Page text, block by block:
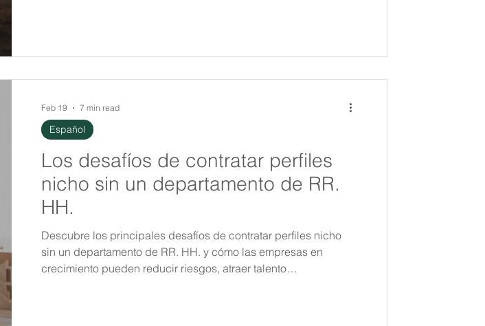
Los desafíos de contratar perfiles
nicho sin un departamento de RR.
HH.
Descubre los principales desafíos de contratar perfiles nicho
sin un departamento de RR. HH. y cómo las empresas en
crecimiento pueden reducir riesgos, atraer talento
Español
Feb 19 7 min read